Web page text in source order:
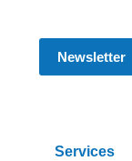
Newsletter
Services